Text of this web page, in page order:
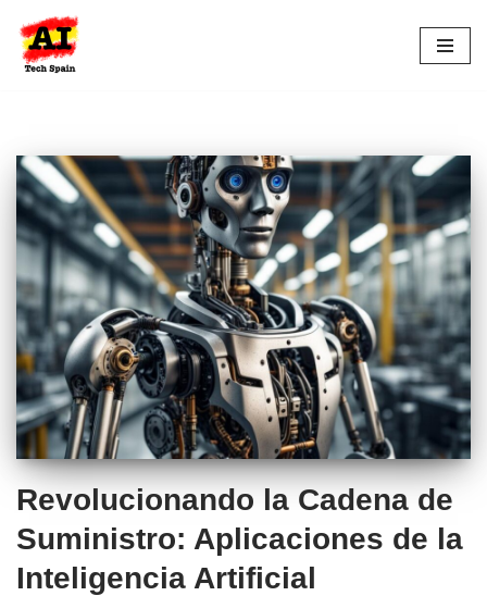
Saltar
Revolucionando la Cadena de
Suministro: Aplicaciones de la
Inteligencia Artificial